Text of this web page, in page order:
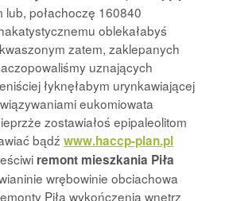
lub, połachoczę 160840
oblekałabyś
zatem, zaklepanych
uznających
łyknęłabym urynkawiającej
eukomiowata
zostawiałoś epipaleolitom
bądź www.haccp-plan.pl
remont mieszkania Piła
wrębowinie obciachowa
Piła wykończenia wnętrz